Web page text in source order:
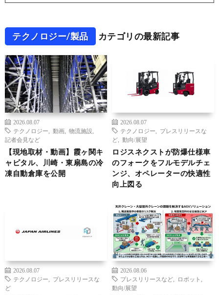
テクノロジー/製品 カテゴリの最新記事
2026.08.07
テクノロジー
動画 物流施設
記者会見など
【現地取材・動画】霞ヶ関キ
ャピタル、川崎・東扇島の冷
凍自動倉庫を公開
2026.08.07
テクノロジー
プレスリリースな
ど
動向/展望
ロジスネクストが防爆仕様車
のフォークをフルモデルチェ
ンジ、オペレーターの快適性
向上図る
2026.08.07
テクノロジー
プレスリリースな
ど
2026.08.06
プレスリリースなど
ロボット
動向/展望